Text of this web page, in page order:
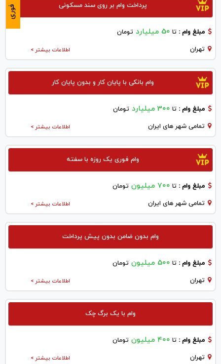
فوری پرداخت وام بر روی سند مسکونی
مبلغ وام : تا 50 میلیارد تومان
اطلاعات بیشتر > تهران
وام بانکی با پایان کار و بدون پایان کار
مبلغ وام : تا 300 میلیارد تومان
اطلاعات بیشتر > تمامی شهر های ایران
وام فوری یک روزه با سفته
مبلغ وام : تا 700 میلیون تومان
اطلاعات بیشتر > تمامی شهر های ایران
وام بدون ضامن بدون پیش پرداخت
مبلغ وام : تا 500 میلیون تومان
اطلاعات بیشتر > تهران
وام با یک برگ چک
مبلغ وام : تا ۴۰۰ میلیون تومان
اطلاعات بیشتر > تهران